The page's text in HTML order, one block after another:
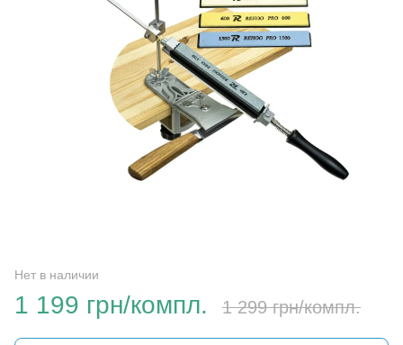
Нет в наличии
1 199 грн/компл. 1 299 грн/компл.